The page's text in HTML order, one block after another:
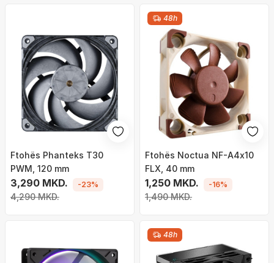
Ftohës Phanteks T30
PWM, 120 mm
3,290 MKD.
4,290 MKD.
-23%
48h
Ftohës Noctua NF-A4x10
FLX, 40 mm
1,250 MKD.
1,490 MKD.
-16%
48h